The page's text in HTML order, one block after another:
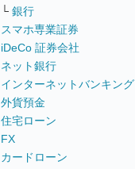
└ 銀行
スマホ専業証券
iDeCo 証券会社
ネット銀行
インターネットバンキング
外貨預金
住宅ローン
FX
カードローン